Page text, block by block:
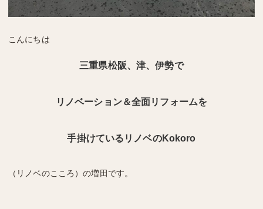
こんにちは
三重県松阪、津、伊勢で
リノベーション＆全面リフォームを
手掛けているリノベのKokoro
（リノベのこころ）の増田です。